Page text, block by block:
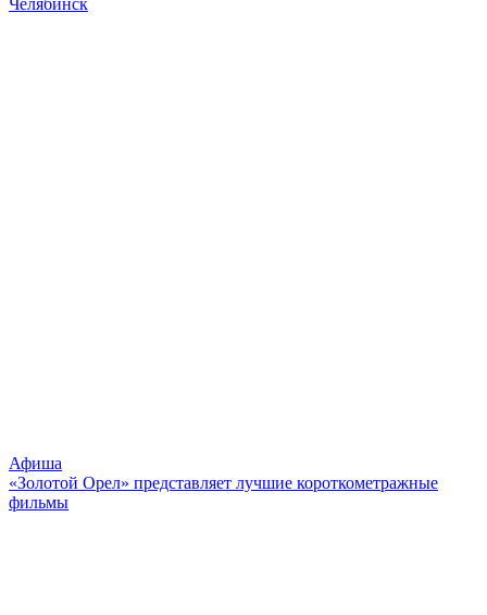
Афиша
«Золотой Орел» представляет лучшие короткометражные
фильмы